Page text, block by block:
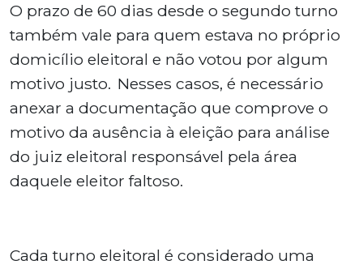
O prazo de 60 dias desde o segundo turno
também vale para quem estava no próprio
domicílio eleitoral e não votou por algum
motivo justo. Nesses casos, é necessário
anexar a documentação que comprove o
motivo da ausência à eleição para análise
do juiz eleitoral responsável pela área
daquele eleitor faltoso.
Cada turno eleitoral é considerado uma